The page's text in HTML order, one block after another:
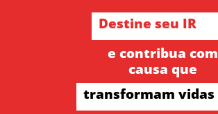
Destine seu IR
e contribua com
causa que
transformam vidas